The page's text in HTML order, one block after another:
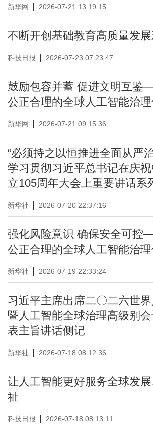
新华网 2026-07-21 13:19:15
不断开创基础教育高质量发
科技日报 2026-07-23 07:23:47
鼓励包容并蓄 促进文明互
公正合理的全球人工智能治
新华网 2026-07-21 09:15:36
“必须持之以恒推进全面从严
学习贯彻习近平总书记在庆
立105周年大会上重要讲话系
新华社 2026-07-20 22:37:16
强化风险意识 确保安全可
公正合理的全球人工智能治
新华社 2026-07-19 22:33:24
习近平主席出席二〇二六世
暨人工智能全球治理高级别
表主旨讲话侧记
新华社 2026-07-18 08:12:36
让人工智能更好服务全球发
祉
科技日报 2026-07-18 08:13:11